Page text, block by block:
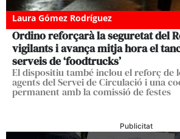
Laura Gómez Rodríguez
Ordino reforçarà la seguretat del
vigilants i avança mitja hora el
serveis de ‘foodtrucks’
El dispositiu també inclou el reforç de
agents del Servei de Circulació i una
permanent amb la comissió de festes
Publicitat